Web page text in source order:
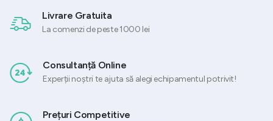
Livrare Gratuita
La comenzi de peste 1000 lei
Consultanță Online
Experții noștri te ajuta să alegi echipamentul potrivit!
Prețuri Competitive